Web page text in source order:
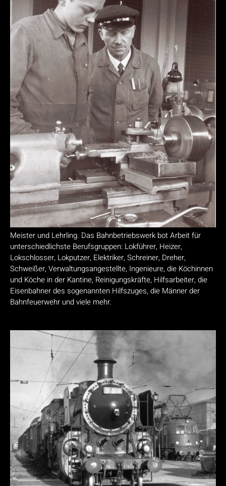
Meister und Lehrling. Das Bahnbetriebswerk bot Arbeit für
unterschiedlichste Berufsgruppen: Lokführer, Heizer,
Lokschlosser, Lokputzer, Elektriker, Schreiner, Dreher,
Schweißer, Verwaltungsangestellte, Ingenieure, die Köchinnen
und Köche in der Kantine, Reinigungskräfte, Hilfsarbeiter, die
Eisenbahner des sogenannten Hilfszuges, die Männer der
Bahnfeuerwehr und viele mehr.